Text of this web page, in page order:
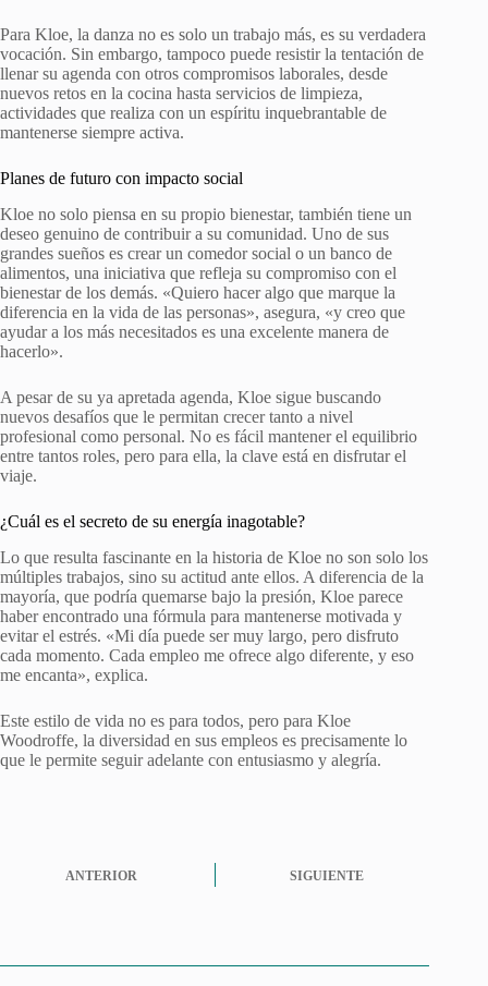
Para Kloe, la danza no es solo un trabajo más, es su verdadera
vocación. Sin embargo, tampoco puede resistir la tentación de
llenar su agenda con otros compromisos laborales, desde
nuevos retos en la cocina hasta servicios de limpieza,
actividades que realiza con un espíritu inquebrantable de
mantenerse siempre activa.
Planes de futuro con impacto social
Kloe no solo piensa en su propio bienestar, también tiene un
deseo genuino de contribuir a su comunidad. Uno de sus
grandes sueños es crear un comedor social o un banco de
alimentos, una iniciativa que refleja su compromiso con el
bienestar de los demás. «Quiero hacer algo que marque la
diferencia en la vida de las personas», asegura, «y creo que
ayudar a los más necesitados es una excelente manera de
hacerlo».
A pesar de su ya apretada agenda, Kloe sigue buscando
nuevos desafíos que le permitan crecer tanto a nivel
profesional como personal. No es fácil mantener el equilibrio
entre tantos roles, pero para ella, la clave está en disfrutar el
viaje.
¿Cuál es el secreto de su energía inagotable?
Lo que resulta fascinante en la historia de Kloe no son solo los
múltiples trabajos, sino su actitud ante ellos. A diferencia de la
mayoría, que podría quemarse bajo la presión, Kloe parece
haber encontrado una fórmula para mantenerse motivada y
evitar el estrés. «Mi día puede ser muy largo, pero disfruto
cada momento. Cada empleo me ofrece algo diferente, y eso
me encanta», explica.
Este estilo de vida no es para todos, pero para Kloe
Woodroffe, la diversidad en sus empleos es precisamente lo
que le permite seguir adelante con entusiasmo y alegría.
ANTERIOR SIGUIENTE